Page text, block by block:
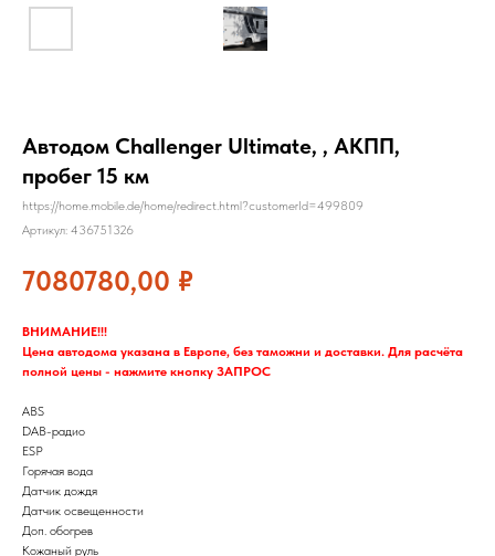
Автодом Challenger Ultimate, , АКПП,
пробег 15 км
https://home.mobile.de/home/redirect.html?customerId=499809
Артикул: 436751326
7080780,00 ₽
ВНИМАНИЕ!!!
Цена автодома указана в Европе, без таможни и доставки. Для расчёта
полной цены - нажмите кнопку ЗАПРОС
ABS
DAB-радио
ESP
Горячая вода
Датчик дождя
Датчик освещенности
Доп. обогрев
Кожаный руль